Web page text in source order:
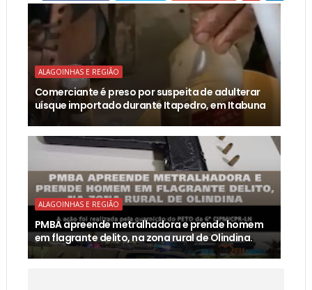
ALAGOINHAS E REGIÃO
Comerciante é preso por suspeita de adulterar
uísque importado durante Itapedro, em Itabuna
ALAGOINHAS E REGIÃO
PMBA apreende metralhadora e prende homem
em flagrante delito, na zona rural de Olindina.